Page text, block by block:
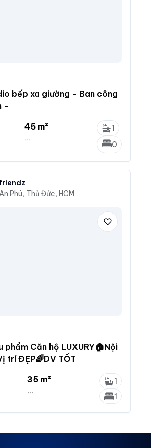
bếp xa giường - Ban công
-
45 m²
...
1
0
Phú, Thủ Đức, HCM
Căn hộ LUXURY🏠Nội
trí ĐẸP🌈DV TỐT
35 m²
...
1
1